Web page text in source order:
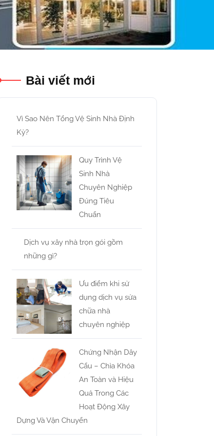
Bài viết mới
Vì Sao Nên Tổng Vệ Sinh Nhà Định
Kỳ?
Quy Trình Vệ
Sinh Nhà
Chuyên Nghiệp
Đúng Tiêu
Chuẩn
Dịch vụ xây nhà trọn gói gồm
những gì?
Ưu điểm khi sử
dụng dịch vụ sửa
chữa nhà
chuyên nghiệp
Chứng Nhận Dây
Cẩu – Chìa Khóa
An Toàn và Hiệu
Quả Trong Các
Hoạt Động Xây
Dựng Và Vận Chuyển